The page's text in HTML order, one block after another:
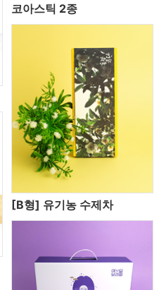
코아스틱 2종
[B형] 유기농 수제차